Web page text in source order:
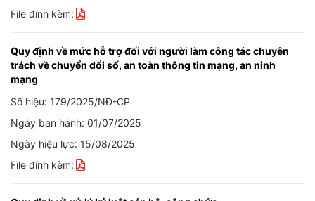
File đính kèm:
Quy định về mức hỗ trợ đối với người làm công tác chuyên
trách về chuyển đổi số, an toàn thông tin mạng, an ninh
mạng
Số hiệu: 179/2025/NĐ-CP
Ngày ban hành: 01/07/2025
Ngày hiệu lực: 15/08/2025
File đính kèm: